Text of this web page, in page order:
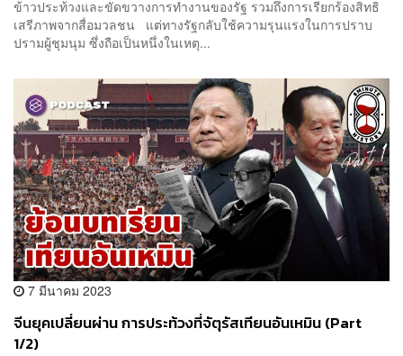
ข้าวประท้วงและขัดขวางการทำงานของรัฐ รวมถึงการเรียกร้องสิทธิ
เสรีภาพจากสื่อมวลชน แต่ทางรัฐกลับใช้ความรุนแรงในการปราบ
ปรามผู้ชุมนุม ซึ่งถือเป็นหนึ่งในเหตุ...
7 มีนาคม 2023
จีนยุคเปลี่ยนผ่าน การประท้วงที่จัตุรัสเทียนอันเหมิน (Part
1/2)